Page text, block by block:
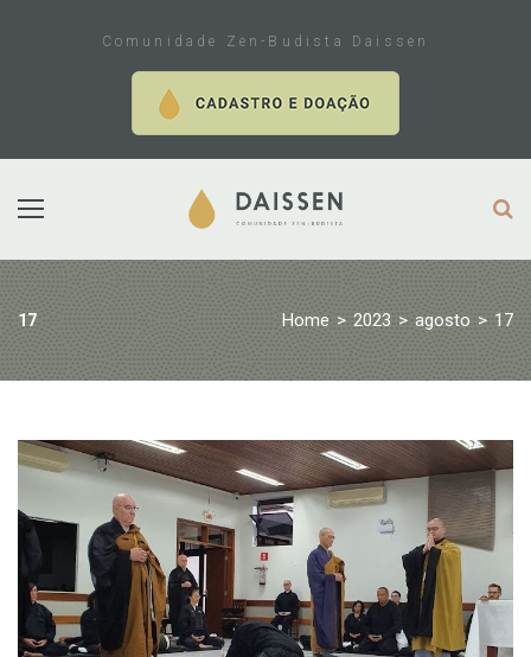
Comunidade Zen-Budista Daissen
17 Home > 2023 > agosto > 17
Dia:
17
de
agosto